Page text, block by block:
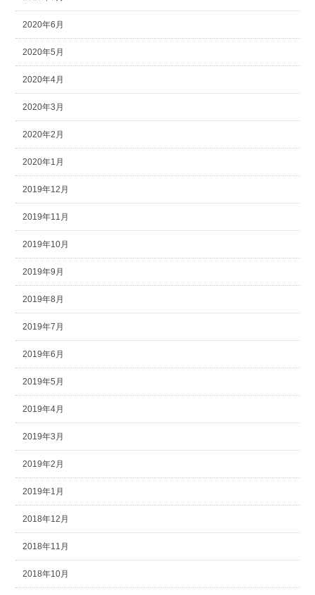
2020年6月
2020年5月
2020年4月
2020年3月
2020年2月
2020年1月
2019年12月
2019年11月
2019年10月
2019年9月
2019年8月
2019年7月
2019年6月
2019年5月
2019年4月
2019年3月
2019年2月
2019年1月
2018年12月
2018年11月
2018年10月